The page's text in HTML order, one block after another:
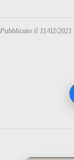
Pubblicato il 11/02/2021